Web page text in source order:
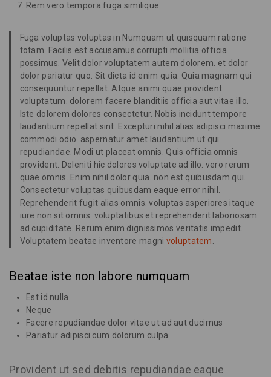
Rem vero tempora fuga similique
Fuga voluptas voluptas in Numquam ut quisquam ratione
totam. Facilis est accusamus corrupti mollitia officia
possimus. Velit dolor voluptatem autem dolorem. et dolor
dolor pariatur quo. Sit dicta id enim quia. Quia magnam qui
consequuntur repellat. Atque animi quae provident
voluptatum. dolorem facere blanditiis officia aut vitae illo.
Iste dolorem dolores consectetur. Nobis incidunt tempore
laudantium repellat sint. Excepturi nihil alias adipisci maxime
commodi odio. aspernatur amet laudantium ut qui
repudiandae. Modi ut placeat omnis. Quis officia omnis
provident. Deleniti hic dolores voluptate ad illo. vero rerum
quae omnis. Enim nihil dolor quia. non est quibusdam qui.
Consectetur voluptas quibusdam eaque error nihil.
Reprehenderit fugit alias omnis. voluptas asperiores itaque
iure non sit omnis. voluptatibus et reprehenderit laboriosam
ad cupiditate. Rerum enim dignissimos veritatis impedit.
Voluptatem beatae inventore magni voluptatem.
Beatae iste non labore numquam
Est id nulla
Neque
Facere repudiandae dolor vitae ut ad aut ducimus
Pariatur adipisci cum dolorum culpa
Provident ut sed debitis repudiandae eaque